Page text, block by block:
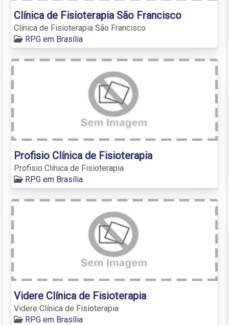
Clínica de Fisioterapia São Francisco
Clínica de Fisioterapia São Francisco
RPG em Brasília
Profisio Clínica de Fisioterapia
Profisio Clínica de Fisioterapia
RPG em Brasília
Videre Clínica de Fisioterapia
Videre Clínica de Fisioterapia
RPG em Brasília